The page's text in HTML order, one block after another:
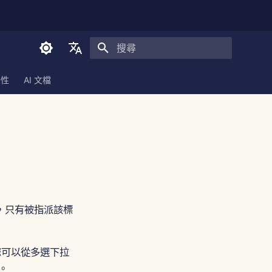
English
Italiano
한국어
AI 文檔
只有被指派該標
以從多選下拉